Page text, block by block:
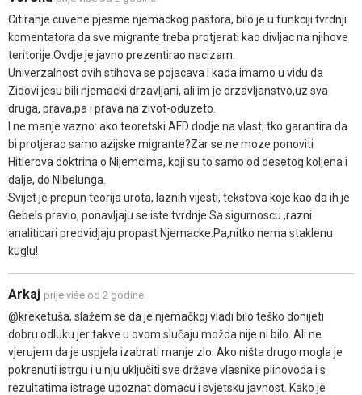
Citiranje cuvene pjesme njemackog pastora, bilo je u funkciji tvrdnji
komentatora da sve migrante treba protjerati kao divljac na njihove
teritorije.Ovdje je javno prezentirao nacizam.
Univerzalnost ovih stihova se pojacava i kada imamo u vidu da
Zidovi jesu bili njemacki drzavljani, ali im je drzavljanstvo,uz sva
druga, prava,pa i prava na zivot-oduzeto.
I ne manje vazno: ako teoretski AFD dodje na vlast, tko garantira da
bi protjerao samo azijske migrante?Zar se ne moze ponoviti
Hitlerova doktrina o Nijemcima, koji su to samo od desetog koljena i
dalje, do Nibelunga.
Svijet je prepun teorija urota, laznih vijesti, tekstova koje kao da ih je
Gebels pravio, ponavljaju se iste tvrdnje.Sa sigurnoscu ,razni
analiticari predvidjaju propast Njemacke.Pa,nitko nema staklenu
kuglu!
Arkaj prije više od 2 godine
@kreketuša, slažem se da je njemačkoj vladi bilo teško donijeti
dobru odluku jer takve u ovom slučaju možda nije ni bilo. Ali ne
vjerujem da je uspjela izabrati manje zlo. Ako ništa drugo mogla je
pokrenuti istrgu i u nju uključiti sve države vlasnike plinovoda i s
rezultatima istrage upoznat domaću i svjetsku javnost. Kako je